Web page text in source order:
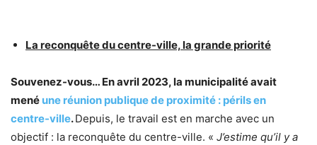
La reconquête du centre-ville, la grande priorité
Souvenez-vous… En avril 2023, la municipalité avait
mené une réunion publique de proximité : périls en
centre-ville.Depuis, le travail est en marche avec un
objectif : la reconquête du centre-ville. « J’estime qu’il y a